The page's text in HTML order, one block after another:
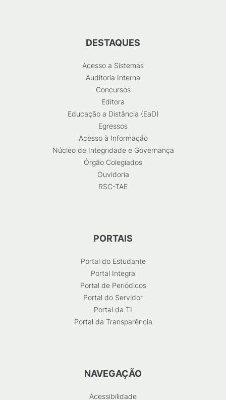
DESTAQUES
Acesso a Sistemas
Auditoria Interna
Concursos
Editora
Educação a Distância (EaD)
Egressos
Acesso à Informação
Núcleo de Integridade e Governança
Órgão Colegiados
Ouvidoria
RSC-TAE
PORTAIS
Portal do Estudante
Portal Integra
Portal de Periódicos
Portal do Servidor
Portal da TI
Portal da Transparência
NAVEGAÇÃO
Acessibilidade